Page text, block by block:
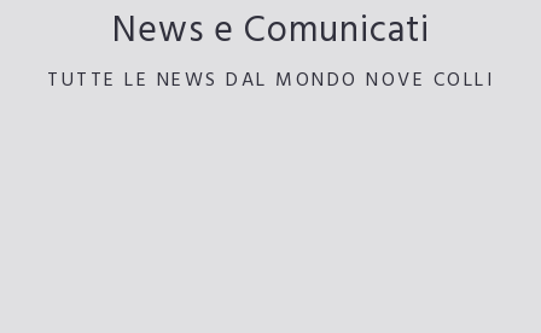
News e Comunicati
TUTTE LE NEWS DAL MONDO NOVE COLLI